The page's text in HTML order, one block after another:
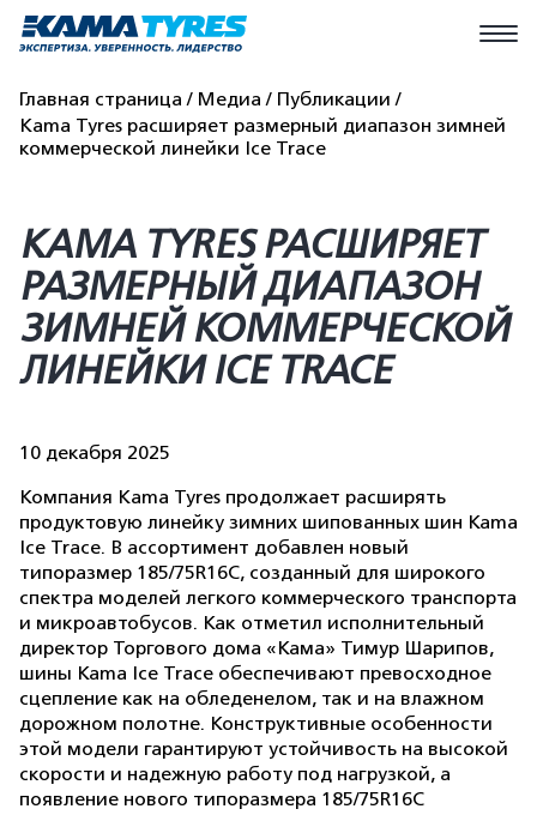
Главная страница Медиа
Публикации
Kаma Tyres расширяет размерный диапазон зимней
коммерческой линейки Ice Trace
KАMA TYRES РАСШИРЯЕТ
РАЗМЕРНЫЙ ДИАПАЗОН
ЗИМНЕЙ КОММЕРЧЕСКОЙ
ЛИНЕЙКИ ICE TRACE
10 декабря 2025
Компания Kаma Tyres продолжает расширять
продуктовую линейку зимних шипованных шин Kama
Ice Trace. В ассортимент добавлен новый
типоразмер 185/75R16C, созданный для широкого
спектра моделей легкого коммерческого транспорта
и микроавтобусов. Как отметил исполнительный
директор Торгового дома «Кама» Тимур Шарипов,
шины Kama Ice Trace обеспечивают превосходное
сцепление как на обледенелом, так и на влажном
дорожном полотне. Конструктивные особенности
этой модели гарантируют устойчивость на высокой
скорости и надежную работу под нагрузкой, а
появление нового типоразмера 185/75R16C